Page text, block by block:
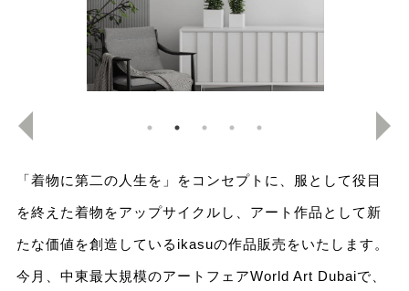
「着物に第二の人生を」をコンセプトに、服として役目
を終えた着物をアップサイクルし、アート作品として新
たな価値を創造しているikasuの作品販売をいたします。
今月、中東最大規模のアートフェアWorld Art Dubaiで、